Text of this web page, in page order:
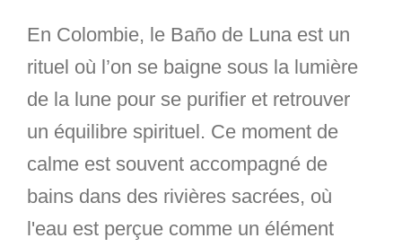
En Colombie, le Baño de Lunaest un
rituel où l’on se baigne sous la lumière
de la lune pour se purifier et retrouver
un équilibre spirituel. Ce moment de
calme est souvent accompagné de
bains dans des rivières sacrées, où
l'eau est perçue comme un élément